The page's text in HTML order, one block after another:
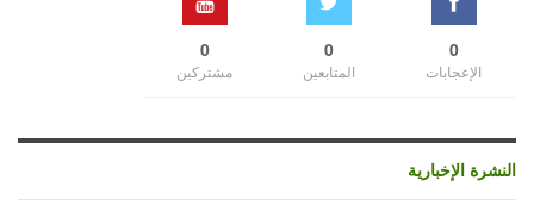
0
الإعجابات
0
المتابعين
0
مشتركين
النشرة الإخبارية